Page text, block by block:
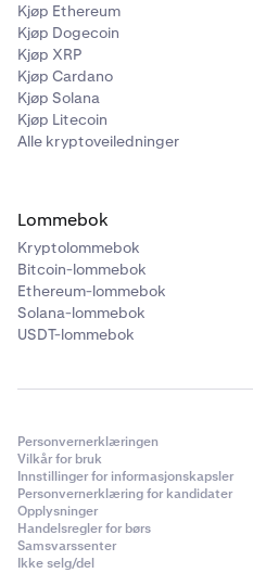
Kjøp Ethereum
Kjøp Dogecoin
Kjøp XRP
Kjøp Cardano
Kjøp Solana
Kjøp Litecoin
Alle kryptoveiledninger
Lommebok
Kryptolommebok
Bitcoin-lommebok
Ethereum-lommebok
Solana-lommebok
USDT-lommebok
Personvernerklæringen
Vilkår for bruk
Innstillinger for informasjonskapsler
Personvernerklæring for kandidater
Opplysninger
Handelsregler for børs
Samsvarssenter
Ikke selg/del